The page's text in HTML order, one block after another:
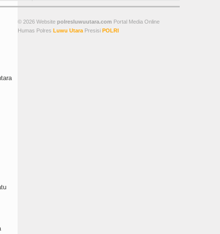
© 2026 Website polresluwuutara.com Portal Media Online
Humas Polres Luwu Utara Presisi POLRI